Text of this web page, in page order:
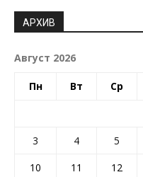
АРХИВ
Август 2026
Пн Вт Ср
3
4 5
10
11 12